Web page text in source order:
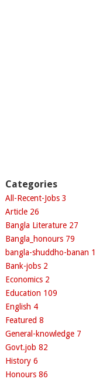
Categories
All-Recent-Jobs 3
Article 26
Bangla Literature 27
Bangla_honours 79
bangla-shuddho-banan 1
Bank-jobs 2
Economics 2
Education 109
English 4
Featured 8
General-knowledge 7
Govt.job 82
History 6
Honours 86